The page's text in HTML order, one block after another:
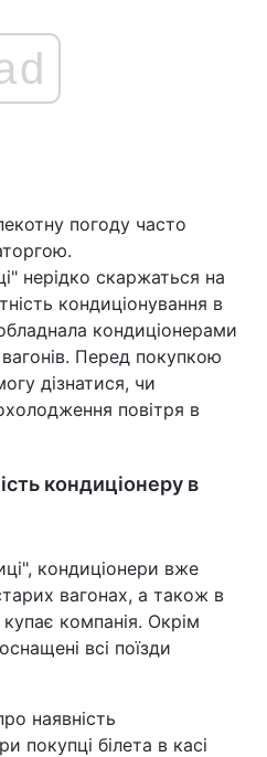
погоду часто
нерідко скаржаться на
кондиціонування в
кондиціонерами
Перед покупкою
дізнатися, чи
повітря в
кондиціонеру в
кондиціонери вже
вагонах, а також в
купає компанія. Окрім
всі поїзди
наявність
покупці білета в касі